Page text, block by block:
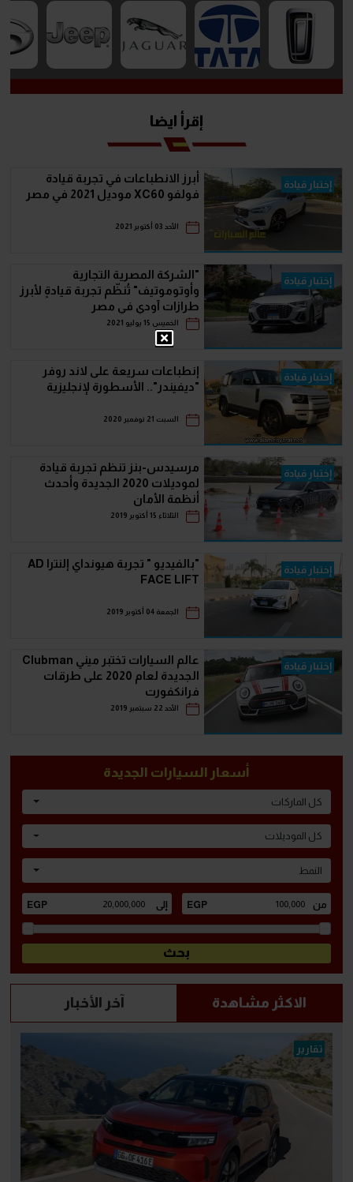
إقرأ ايضا
إختبار قيادة
أبرز الانطباعات في تجربة قيادة
فولفو XC60 موديل 2021 في مصر
الأحد 03 أكتوبر 2021
إختبار قيادة
"الشركة المصرية التجارية
وأوتوموتيف" تُنظّم تجربة قيادةٍ لأبرز
طرازات آودي في مصر
الخميس 15 يوليو 2021
إختبار قيادة
إنطباعات سريعة على لاند روفر
"ديفيندر".. الأسطورة لإنجليزية
السبت 21 نوفمبر 2020
إختبار قيادة
مرسيدس-بنز تنظم تجربة قيادة
لموديلات 2020 الجديدة وأحدث
أنظمة الأمان
الثلاثاء 15 أكتوبر 2019
إختبار قيادة
"بالفيديو " تجربة هيونداي إلنترا AD
FACE LIFT
الجمعة 04 أكتوبر 2019
إختبار قيادة
عالم السيارات تختبر ميني Clubman
الجديدة لعام 2020 على طرقات
فرانكفورت
الأحد 22 سبتمبر 2019
أسعار السيارات الجديدة
كل الماركات
كل الموديلات
النمط
الاكثر مشاهدة آخر الأخبار
تقارير